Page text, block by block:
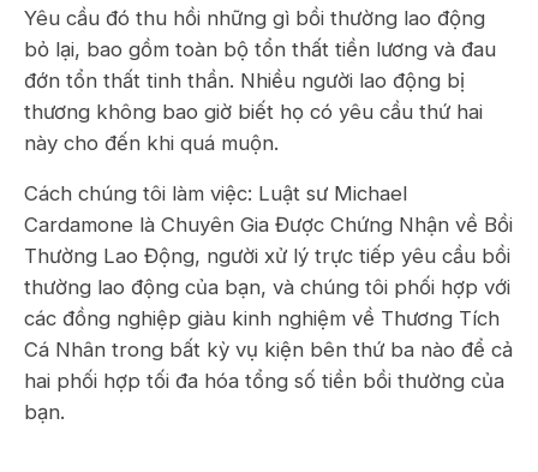
Yêu cầu đó thu hồi những gì bồi thường lao động
bỏ lại, bao gồm toàn bộ tổn thất tiền lương và đau
đớn tổn thất tinh thần. Nhiều người lao động bị
thương không bao giờ biết họ có yêu cầu thứ hai
này cho đến khi quá muộn.
Cách chúng tôi làm việc: Luật sư Michael
Cardamone là Chuyên Gia Được Chứng Nhận về Bồi
Thường Lao Động, người xử lý trực tiếp yêu cầu bồi
thường lao động của bạn, và chúng tôi phối hợp với
các đồng nghiệp giàu kinh nghiệm về Thương Tích
Cá Nhân trong bất kỳ vụ kiện bên thứ ba nào để cả
hai phối hợp tối đa hóa tổng số tiền bồi thường của
bạn.